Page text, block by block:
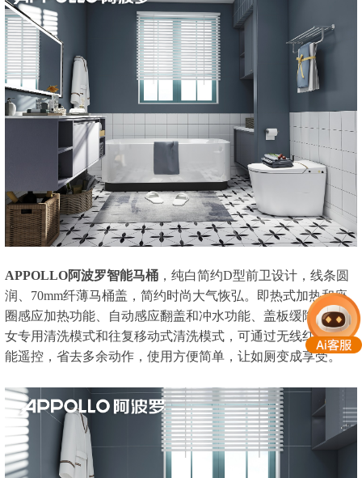
APPOLLO阿波罗智能马桶，纯白简约D型前卫设计，线条圆
润、70mm纤薄马桶盖，简约时尚大气恢弘。即热式加热和座
圈感应加热功能、自动感应翻盖和冲水功能、盖板缓降、分男
女专用清洗模式和往复移动式清洗模式，可通过无线红外线智
能遥控，省去多余动作，使用方便简单，让如厕变成享受。